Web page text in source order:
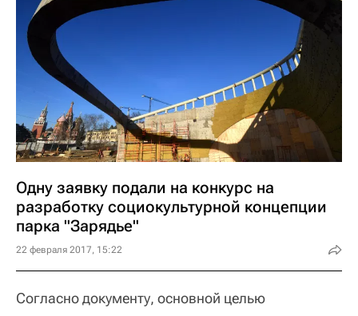
Одну заявку подали на конкурс на
разработку социокультурной концепции
парка "Зарядье"
22 февраля 2017, 15:22
Согласно документу, основной целью